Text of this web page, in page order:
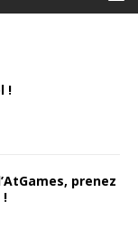
!
prenez
!